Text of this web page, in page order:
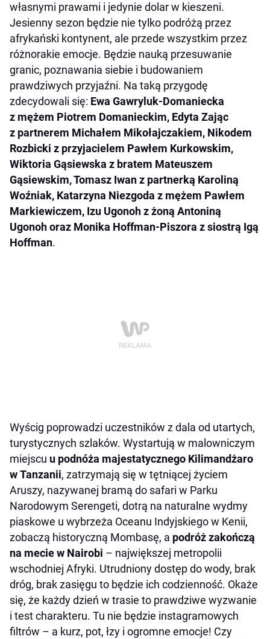
własnymi prawami i jedynie dolar w kieszeni.
Jesienny sezon będzie nie tylko podróżą przez
afrykański kontynent, ale przede wszystkim przez
różnorakie emocje. Będzie nauką przesuwanie
granic, poznawania siebie i budowaniem
prawdziwych przyjaźni. Na taką przygodę
zdecydowali się: Ewa Gawryluk-Domaniecka
z mężem Piotrem Domanieckim, Edyta Zając
z partnerem Michałem Mikołajczakiem, Nikodem
Rozbicki z przyjacielem Pawłem Kurkowskim,
Wiktoria Gąsiewska z bratem Mateuszem
Gąsiewskim, Tomasz Iwan z partnerką Karoliną
Woźniak, Katarzyna Niezgoda z mężem Pawłem
Markiewiczem, Izu Ugonoh z żoną Antoniną
Ugonoh oraz Monika Hoffman-Piszora z siostrą Igą
Hoffman.
Wyścig poprowadzi uczestników z dala od utartych,
turystycznych szlaków. Wystartują w malowniczym
miejscu u podnóża majestatycznego Kilimandżaro
w Tanzanii, zatrzymają się w tętniącej życiem
Aruszy, nazywanej bramą do safari w Parku
Narodowym Serengeti, dotrą na naturalne wydmy
piaskowe u wybrzeża Oceanu Indyjskiego w Kenii,
zobaczą historyczną Mombasę, a podróż zakończą
na mecie w Nairobi – największej metropolii
wschodniej Afryki. Utrudniony dostęp do wody, brak
dróg, brak zasięgu to będzie ich codzienność. Okaże
się, że każdy dzień w trasie to prawdziwe wyzwanie
i test charakteru. Tu nie będzie instagramowych
filtrów – a kurz, pot, łzy i ogromne emocje! Czy